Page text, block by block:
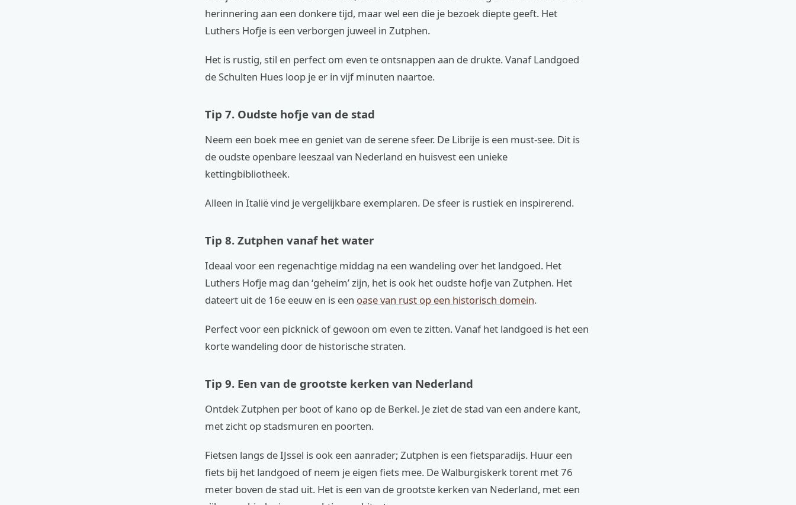
herinnering aan een donkere tijd, maar wel een die je bezoek diepte geeft. Het
Luthers Hofje is een verborgen juweel in Zutphen.
Het is rustig, stil en perfect om even te ontsnappen aan de drukte. Vanaf Landgoed
de Schulten Hues loop je er in vijf minuten naartoe.
Tip 7. Oudste hofje van de stad
Neem een boek mee en geniet van de serene sfeer. De Librije is een must-see. Dit is
de oudste openbare leeszaal van Nederland en huisvest een unieke
kettingbibliotheek.
Alleen in Italië vind je vergelijkbare exemplaren. De sfeer is rustiek en inspirerend.
Tip 8. Zutphen vanaf het water
Ideaal voor een regenachtige middag na een wandeling over het landgoed. Het
Luthers Hofje mag dan ‘geheim’ zijn, het is ook het oudste hofje van Zutphen. Het
dateert uit de 16e eeuw en is een oase van rust op een historisch domein.
Perfect voor een picknick of gewoon om even te zitten. Vanaf het landgoed is het een
korte wandeling door de historische straten.
Tip 9. Een van de grootste kerken van Nederland
Ontdek Zutphen per boot of kano op de Berkel. Je ziet de stad van een andere kant,
met zicht op stadsmuren en poorten.
Fietsen langs de IJssel is ook een aanrader; Zutphen is een fietsparadijs. Huur een
fiets bij het landgoed of neem je eigen fiets mee. De Walburgiskerk torent met 76
meter boven de stad uit. Het is een van de grootste kerken van Nederland, met een